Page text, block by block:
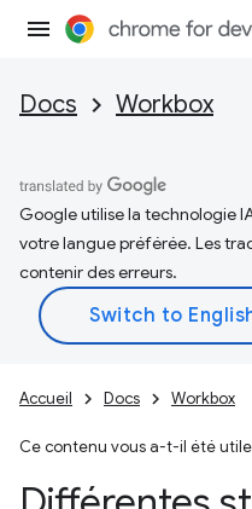
Docs Workbox
Google utilise la technologie
votre langue préférée. Les
contenir des erreurs.
Accueil Docs Workbox
Ce contenu vous a-t-il été utile